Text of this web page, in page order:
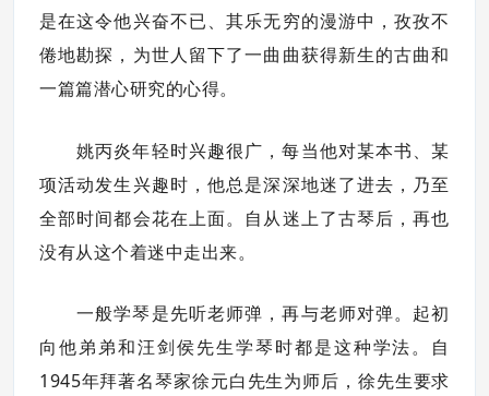
是在这令他兴奋不已、其乐无穷的漫游中，孜孜不
倦地勘探，为世人留下了一曲曲获得新生的古曲和
一篇篇潜心研究的心得。
姚丙炎年轻时兴趣很广，每当他对某本书、某
项活动发生兴趣时，他总是深深地迷了进去，乃至
全部时间都会花在上面。自从迷上了古琴后，再也
没有从这个着迷中走出来。
一般学琴是先听老师弹，再与老师对弹。起初
向他弟弟和汪剑侯先生学琴时都是这种学法。自
1945年拜著名琴家徐元白先生为师后，徐先生要求